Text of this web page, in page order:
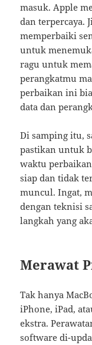
masuk. Apple
dan terpercaya.
memperbaiki
untuk
ragu untuk
perangkatmu
perbaikan ini
data dan
Di samping itu,
pastikan untuk
waktu
siap dan tidak
muncul. Ingat,
dengan teknisi
langkah yang
Merawat
Tak hanya
iPhone, iPad,
ekstra.
software di-